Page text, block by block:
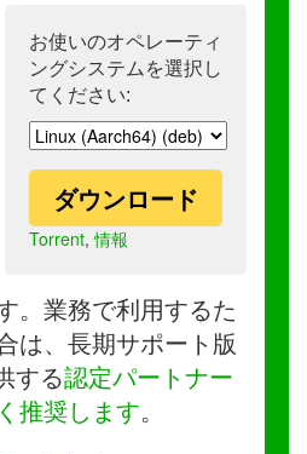
お使いのオペレーティ
ングシステムを選択し
てください:
ダウンロード
Torrent,情報
。業務で利用するた
は、長期サポート版
する認定パートナー
推奨します。